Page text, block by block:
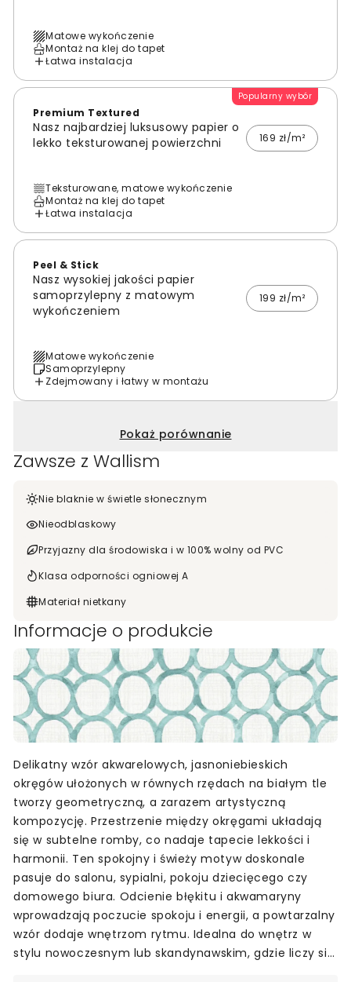
Matowe wykończenie
Montaż na klej do tapet
Łatwa instalacja
Popularny wybór
Premium Textured
Nasz najbardziej luksusowy papier o
lekko teksturowanej powierzchni
169 zł/m²
Teksturowane, matowe wykończenie
Montaż na klej do tapet
Łatwa instalacja
Peel & Stick
Nasz wysokiej jakości papier
samoprzylepny z matowym
wykończeniem
199 zł/m²
Matowe wykończenie
Samoprzylepny
Zdejmowany i łatwy w montażu
Pokaż porównanie
Zawsze z Wallism
Nie blaknie w świetle słonecznym
Nieodblaskowy
Przyjazny dla środowiska i w 100% wolny od PVC
Klasa odporności ogniowej A
Materiał nietkany
Informacje o produkcie
Delikatny wzór akwarelowych, jasnoniebieskich
okręgów ułożonych w równych rzędach na białym tle
tworzy geometryczną, a zarazem artystyczną
kompozycję. Przestrzenie między okręgami układają
się w subtelne romby, co nadaje tapecie lekkości i
harmonii. Ten spokojny i świeży motyw doskonale
pasuje do salonu, sypialni, pokoju dziecięcego czy
domowego biura. Odcienie błękitu i akwamaryny
wprowadzają poczucie spokoju i energii, a powtarzalny
wzór dodaje wnętrzom rytmu. Idealna do wnętrz w
stylu nowoczesnym lub skandynawskim, gdzie liczy się